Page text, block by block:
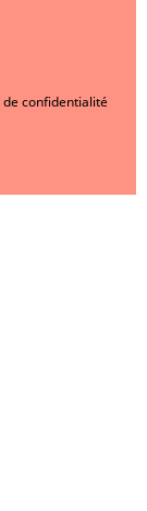
de confidentialité